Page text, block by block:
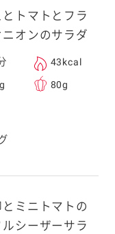
とトマトとフラ
ニオンのサラダ
43kcal
80g
とミニトマトの
ルシーザーサラ